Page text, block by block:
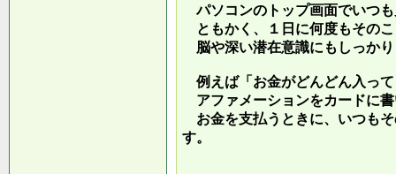
パソコンのトップ画面でいつ
ともかく、１日に何度もその
脳や深い潜在意識にもしっか
例えば「お金がどんどん入っ
アファメーションをカードに
お金を支払うときに、いつも
す。